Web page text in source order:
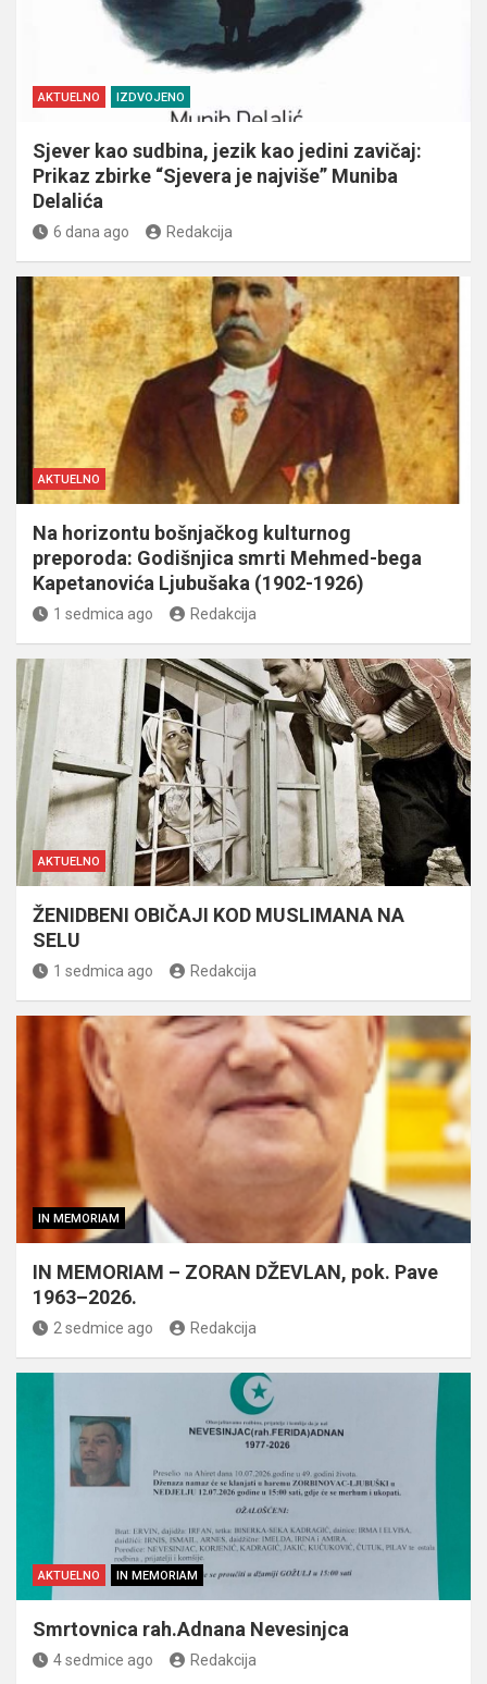
AKTUELNO IZDVOJENO
Sjever kao sudbina, jezik kao jedini zavičaj:
Prikaz zbirke “Sjevera je najviše” Muniba
Delalića
6 dana ago Redakcija
AKTUELNO
Na horizontu bošnjačkog kulturnog
preporoda: Godišnjica smrti Mehmed-bega
Kapetanovića Ljubušaka (1902-1926)
1 sedmica ago Redakcija
AKTUELNO
ŽENIDBENI OBIČAJI KOD MUSLIMANA NA
SELU
1 sedmica ago Redakcija
IN MEMORIAM
IN MEMORIAM – ZORAN DŽEVLAN, pok. Pave
1963–2026.
2 sedmice ago Redakcija
AKTUELNO IN MEMORIAM
Smrtovnica rah.Adnana Nevesinjca
4 sedmice ago Redakcija